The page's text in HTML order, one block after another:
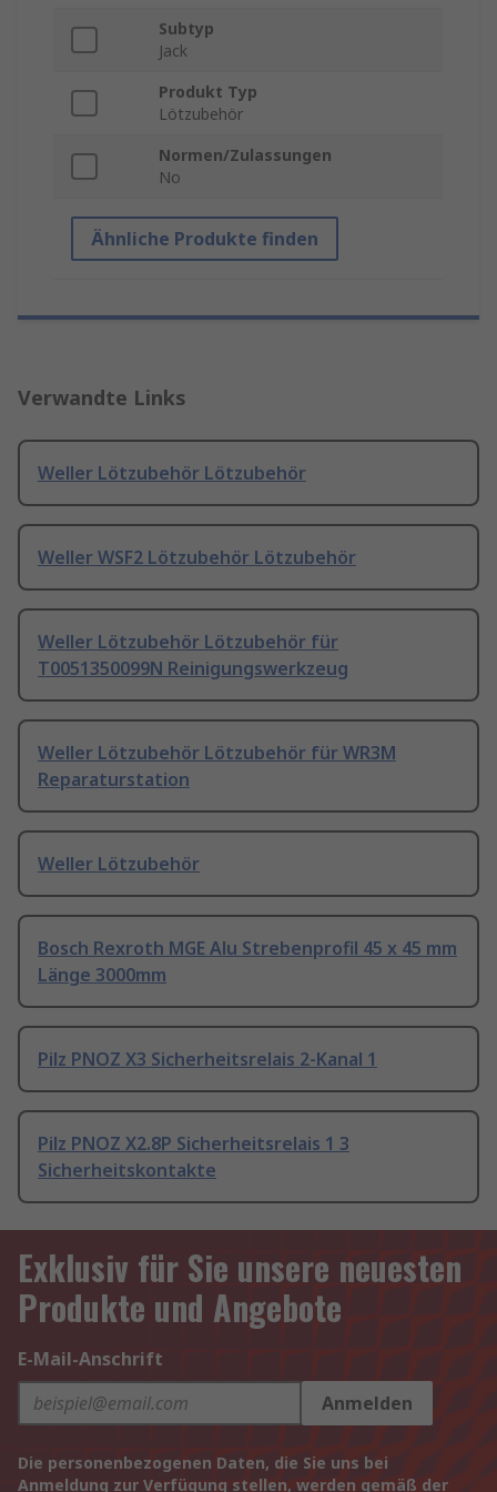
Subtyp
Jack
Produkt Typ
Lötzubehör
Normen/Zulassungen
No
Ähnliche Produkte finden
Verwandte Links
Weller Lötzubehör Lötzubehör
Weller WSF2 Lötzubehör Lötzubehör
Weller Lötzubehör Lötzubehör für
T0051350099N Reinigungswerkzeug
Weller Lötzubehör Lötzubehör für WR3M
Reparaturstation
Weller Lötzubehör
Bosch Rexroth MGE Alu Strebenprofil 45 x 45 mm
Länge 3000mm
Pilz PNOZ X3 Sicherheitsrelais 2-Kanal 1
Pilz PNOZ X2.8P Sicherheitsrelais 1 3
Sicherheitskontakte
Exklusiv für Sie unsere neuesten
Produkte und Angebote
E-Mail-Anschrift
Anmelden
Die personenbezogenen Daten, die Sie uns bei
Anmeldung zur Verfügung stellen, werden gemäß der